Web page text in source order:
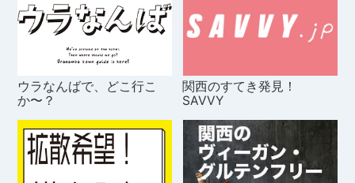
ウラなんばで、どこ行こ
か〜？
関西のすてき発見！
SAVVY